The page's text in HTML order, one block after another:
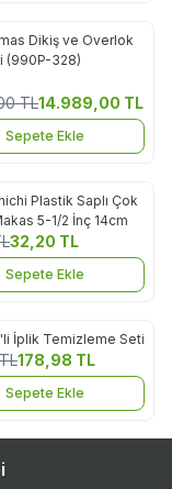
Ekle
Dikiş ve Overlok
(990P-328)
TL14.989,00 TL
Sepete Ekle
Ekle
Plastik Saplı Çok
5-1/2 İnç 14cm
32,20 TL
Sepete Ekle
Ekle
İplik Temizleme Seti
178,98 TL
Sepete Ekle